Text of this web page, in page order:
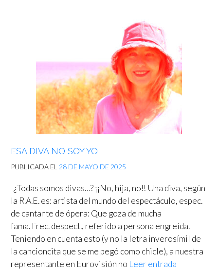
ESA DIVA NO SOY YO
PUBLICADA EL 28 DE MAYO DE 2025
¿Todas somos divas…? ¡¡No, hija, no!! Una diva, según
la R.A.E. es: artista del mundo del espectáculo, espec.
de cantante de ópera: Que goza de mucha
fama. Frec. despect., referido a persona engreída.
Teniendo en cuenta esto (y no la letra inverosímil de
la cancioncita que se me pegó como chicle), a nuestra
representante en Eurovisión no Leer entrada